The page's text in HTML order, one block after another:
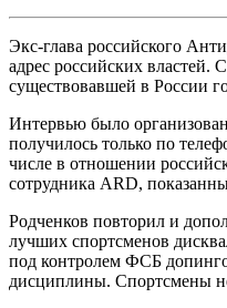
Экс-глава российского
адрес российских
существовавшей в России
Интервью было
получилось только по
числе в отношении
сотрудника ARD,
Родченков повторил и
лучших спортсменов
под контролем ФСБ
дисциплины. Спортсмены не